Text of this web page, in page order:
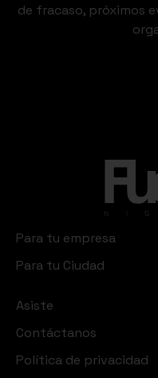
de fracaso, próximos
Para tu empresa
Para tu Ciudad
Asiste
Contáctanos
Política de privacidad